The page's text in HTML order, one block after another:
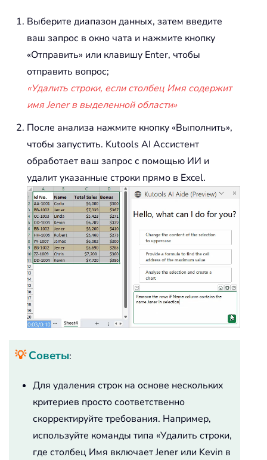
Выберите диапазон данных, затем введите
ваш запрос в окно чата и нажмите кнопку
«Отправить» или клавишу Enter, чтобы
отправить вопрос;
«Удалить строки, если столбец Имя содержит
имя Jener в выделенной области»
После анализа нажмите кнопку «Выполнить»,
чтобы запустить. Kutools AI Ассистент
обработает ваш запрос с помощью ИИ и
удалит указанные строки прямо в Excel.
💡Советы:
Для удаления строк на основе нескольких
критериев просто соответственно
скорректируйте требования. Например,
используйте команды типа «Удалить строки,
где столбец Имя включает Jener или Kevin в